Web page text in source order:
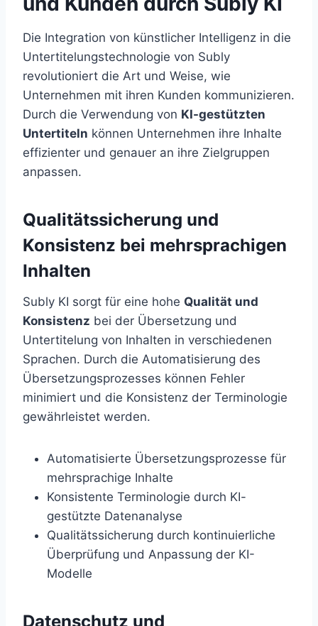
Die Integration von künstlicher Intelligenz in die
Untertitelungstechnologie von Subly
revolutioniert die Art und Weise, wie
Unternehmen mit ihren Kunden kommunizieren.
Durch die Verwendung von KI-gestützten
Untertiteln können Unternehmen ihre Inhalte
effizienter und genauer an ihre Zielgruppen
anpassen.
Qualitätssicherung und
Konsistenz bei mehrsprachigen
Inhalten
Subly KI sorgt für eine hohe Qualität und
Konsistenz bei der Übersetzung und
Untertitelung von Inhalten in verschiedenen
Sprachen. Durch die Automatisierung des
Übersetzungsprozesses können Fehler
minimiert und die Konsistenz der Terminologie
gewährleistet werden.
Automatisierte Übersetzungsprozesse für
mehrsprachige Inhalte
Konsistente Terminologie durch KI-
gestützte Datenanalyse
Qualitätssicherung durch kontinuierliche
Überprüfung und Anpassung der KI-
Modelle
Datenschutz und